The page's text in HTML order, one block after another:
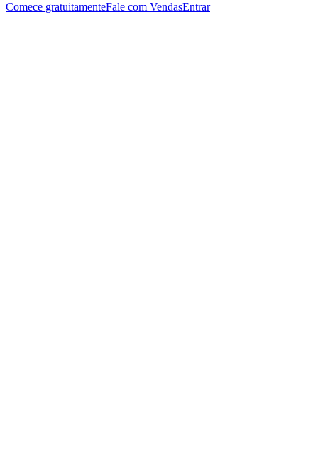
Comece gratuitamenteFale com VendasEntrar